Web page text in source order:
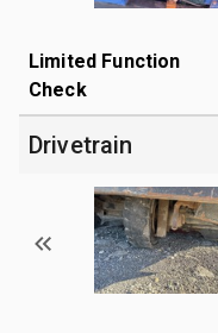
Limited Function
Check
Drivetrain